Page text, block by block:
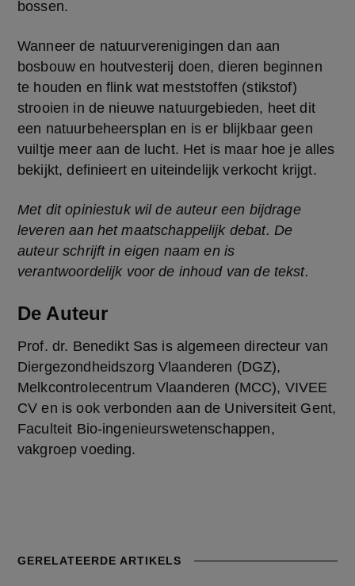
bossen.
Wanneer de natuurverenigingen dan aan
bosbouw en houtvesterij doen, dieren beginnen
te houden en flink wat meststoffen (stikstof)
strooien in de nieuwe natuurgebieden, heet dit
een natuurbeheersplan en is er blijkbaar geen
vuiltje meer aan de lucht. Het is maar hoe je alles
bekijkt, definieert en uiteindelijk verkocht krijgt.
Met dit opiniestuk wil de auteur een bijdrage
leveren aan het maatschappelijk debat. De
auteur schrijft in eigen naam en is
verantwoordelijk voor de inhoud van de tekst.
De Auteur
Prof. dr. Benedikt Sas is algemeen directeur van
Diergezondheidszorg Vlaanderen (DGZ),
Melkcontrolecentrum Vlaanderen (MCC), VIVEE
CV en is ook verbonden aan de Universiteit Gent,
Faculteit Bio-ingenieurswetenschappen,
vakgroep voeding.
GERELATEERDE ARTIKELS